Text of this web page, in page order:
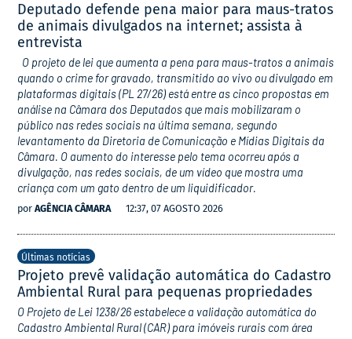
Deputado defende pena maior para maus-tratos
de animais divulgados na internet; assista à
entrevista
O projeto de lei que aumenta a pena para maus-tratos a animais
quando o crime for gravado, transmitido ao vivo ou divulgado em
plataformas digitais (PL 27/26) está entre as cinco propostas em
análise na Câmara dos Deputados que mais mobilizaram o
público nas redes sociais na última semana, segundo
levantamento da Diretoria de Comunicação e Mídias Digitais da
Câmara. O aumento do interesse pelo tema ocorreu após a
divulgação, nas redes sociais, de um vídeo que mostra uma
criança com um gato dentro de um liquidificador.
por AGÊNCIA CÂMARA 12:37, 07 AGOSTO 2026
Últimas notícias
Projeto prevê validação automática do Cadastro
Ambiental Rural para pequenas propriedades
O Projeto de Lei 1238/26 estabelece a validação automática do
Cadastro Ambiental Rural (CAR) para imóveis rurais com área